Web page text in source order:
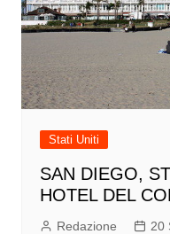
Stati Uniti
SAN DIEGO,
HOTEL DEL
Redazione 20